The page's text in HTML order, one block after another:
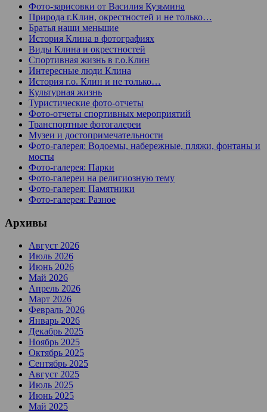
Фото-зарисовки от Василия Кузьмина
Природа г.Клин, окрестностей и не только…
Братья наши меньшие
История Клина в фотографиях
Виды Клина и окрестностей
Спортивная жизнь в г.о.Клин
Интересные люди Клина
История г.о. Клин и не только…
Культурная жизнь
Туристические фото-отчеты
Фото-отчеты спортивных мероприятий
Транспортные фотогалереи
Музеи и достопримечательности
Фото-галерея: Водоемы, набережные, пляжи, фонтаны и
мосты
Фото-галерея: Парки
Фото-галереи на религиозную тему
Фото-галерея: Памятники
Фото-галерея: Разное
Архивы
Август 2026
Июль 2026
Июнь 2026
Май 2026
Апрель 2026
Март 2026
Февраль 2026
Январь 2026
Декабрь 2025
Ноябрь 2025
Октябрь 2025
Сентябрь 2025
Август 2025
Июль 2025
Июнь 2025
Май 2025